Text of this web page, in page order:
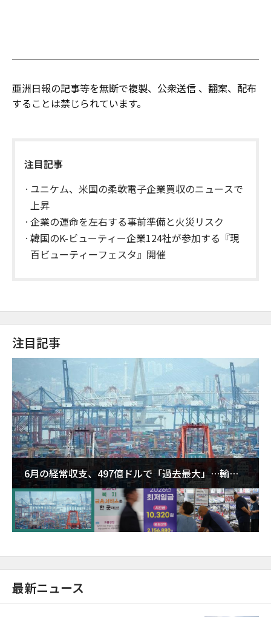
亜洲日報の記事等を無断で複製、公衆送信 、翻案、配布
することは禁じられています。
注目記事
ユニケム、米国の柔軟電子企業買収のニュースで
上昇
企業の運命を左右する事前準備と火災リスク
韓国のK-ビューティー企業124社が参加する『現
百ビューティーフェスタ』開催
注目記事
6月の経常収支、497億ドルで「過去最大」…輸出
が初の1000億ドル突破
最新ニュース